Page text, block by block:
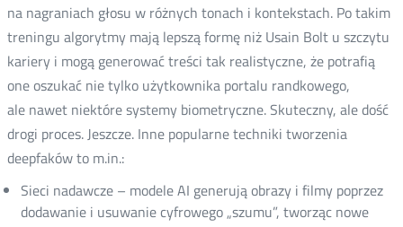
na nagraniach głosu w różnych tonach i kontekstach. Po takim
treningu algorytmy mają lepszą formę niż Usain Bolt u szczytu
kariery i mogą generować treści tak realistyczne, że potrafią
one oszukać nie tylko użytkownika portalu randkowego,
ale nawet niektóre systemy biometryczne. Skuteczny, ale dość
drogi proces. Jeszcze. Inne popularne techniki tworzenia
deepfaków to m.in.:
Sieci nadawcze – modele AI generują obrazy i filmy poprzez
dodawanie i usuwanie cyfrowego „szumu”, tworząc nowe